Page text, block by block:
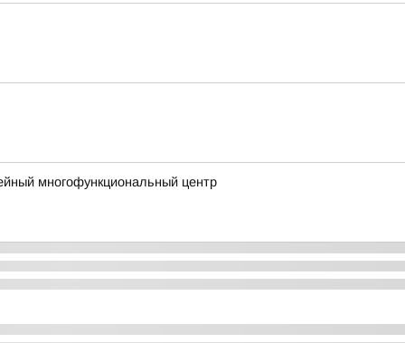
многофункциональный центр